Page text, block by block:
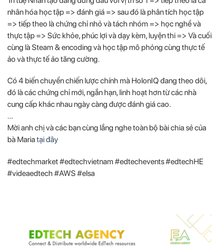
nhân hóa học tập => đánh giá => sau đó là phân tích học tập
=> tiếp theo là chứng chỉ nhỏ và tách nhóm => học nghề và
thực tập => Sức khỏe, phúc lợi và dạy kèm, luyện thi => Và cuối
cùng là Steam & encoding và học tập mô phỏng cùng thực tế
ảo và thực tế ảo tăng cường.
Có 4 biến chuyển chiến lược chính mà HolonIQ đang theo dõi,
đó là các chứng chỉ mới, ngắn hạn, linh hoạt hơn từ các nhà
cung cấp khác nhau ngày càng được đánh giá cao.
…
Mời anh chị và các bạn cùng lắng nghe toàn bộ bài chia sẻ của
bà Mariatại đây
#edtechmarket #edtechvietnam #edtechevents #edtechHE
#videaedtech #AWS #elsa